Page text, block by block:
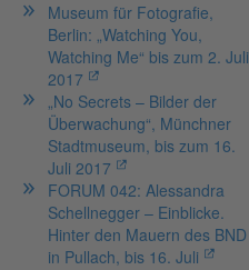
Museum für Fotografie,
Berlin: „Watching You,
Watching Me“ bis zum 2. Juli
2017
„No Secrets – Bilder der
Überwachung“, Münchner
Stadtmuseum, bis zum 16.
Juli 2017
FORUM 042: Alessandra
Schellnegger – Einblicke.
Hinter den Mauern des BND
in Pullach, bis 16. Juli